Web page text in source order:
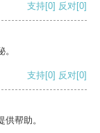
支持[0] 反对[0]
支持[0] 反对[0]
帮助。